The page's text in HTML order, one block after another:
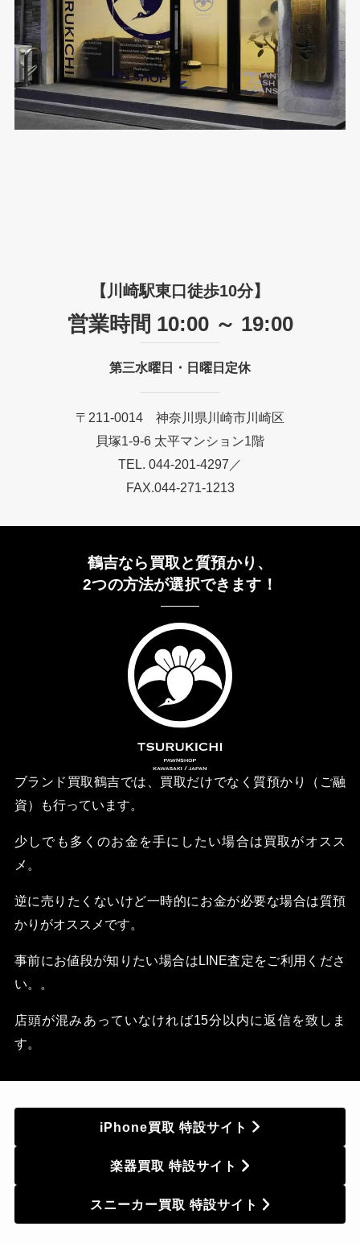
【川崎駅東口徒歩10分】
営業時間 10:00 ～ 19:00
第三水曜日・日曜日定休
〒211-0014 神奈川県川崎市川崎区
貝塚1-9-6 太平マンション1階
TEL. 044-201-4297／
FAX.044-271-1213
鶴吉なら買取と質預かり、
2つの方法が選択できます！
ブランド買取鶴吉では、買取だけでなく質預かり（ご融
資）も行っています。
少しでも多くのお金を手にしたい場合は買取がオスス
メ。
逆に売りたくないけど一時的にお金が必要な場合は質預
かりがオススメです。
事前にお値段が知りたい場合はLINE査定をご利用くださ
い。。
店頭が混みあっていなければ15分以内に返信を致しま
す。
iPhone買取 特設サイト
楽器買取 特設サイト
スニーカー買取 特設サイト